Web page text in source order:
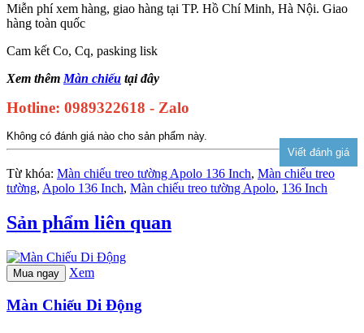
Miễn phí xem hàng, giao hàng tại TP. Hồ Chí Minh, Hà Nội. Giao
hàng toàn quốc
Cam kết Co, Cq, pasking lisk
Xem thêm Màn chiếu tại đây
Hotline: 0989322618 - Zalo
Không có đánh giá nào cho sản phẩm này.
Từ khóa: Màn chiếu treo tường Apolo 136 Inch, Màn chiếu treo
tường, Apolo 136 Inch, Màn chiếu treo tường Apolo, 136 Inch
Sản phẩm liên quan
Mua ngay Xem
Màn Chiếu Di Động